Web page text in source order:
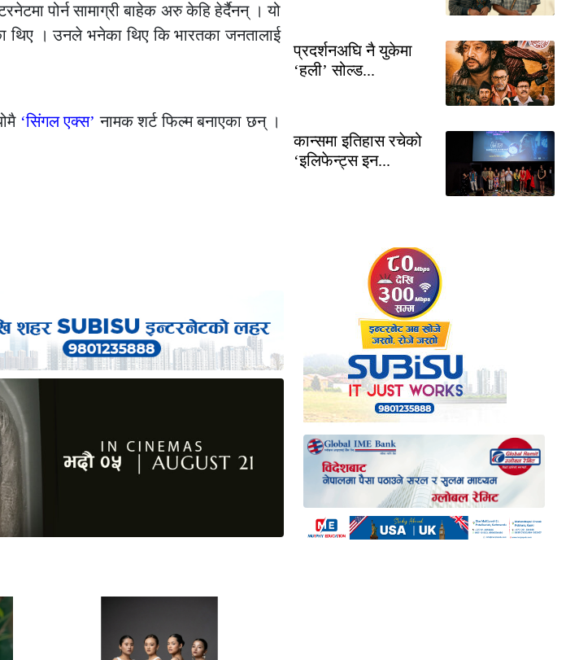
पोर्न सामाग्री बाहेक अरु केहि हेर्दैनन् । यो
थिए । उनले भनेका थिए कि भारतका जनतालाई
‘सिंगल एक्स’ नामक शर्ट फिल्म बनाएका छन् ।
प्रदर्शनअघि नै युकेमा
‘हली’ सोल्ड...
कान्समा इतिहास रचेको
‘इलिफेन्ट्स इन...